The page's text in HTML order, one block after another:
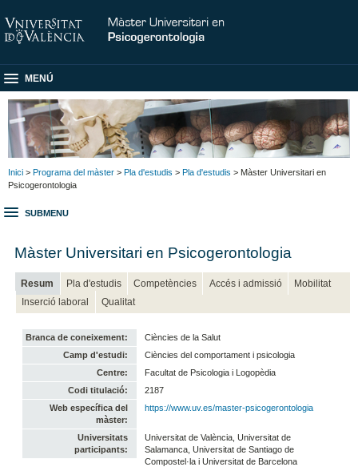
MENÚ
Inici > Programa del màster > Pla d'estudis > Pla d'estudis > Màster Universitari en
Psicogerontologia
SUBMENU
Màster Universitari en Psicogerontologia
Resum Pla d'estudis Competències Accés i admissió
Mobilitat
Inserció laboral
Qualitat
Branca de coneixement:
Ciències de la Salut
Camp d'estudi:
Ciències del comportament i psicologia
Centre:
Facultat de Psicologia i Logopèdia
Codi titulació:
2187
Web específica del
màster:
https://www.uv.es/master-psicogerontologia
Universitats
participants:
Universitat de València, Universitat de
Salamanca, Universitat de Santiago de
Compostel·la i Universitat de Barcelona